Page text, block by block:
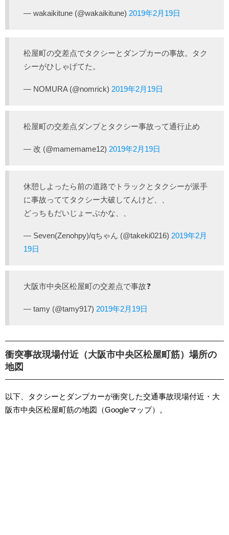
— wakaikitune (@wakaikitune) 2019年2月19日
松屋町の交差点でタクシーとダンプカーの事故。タク
シーがひしゃげてた。
— NOMURA (@nomrick) 2019年2月19日
松屋町の交差点ダンプとタクシー事故って通行止め
— 改 (@mamemame12) 2019年2月19日
休憩しよったら前の道路でトラックとタクシーが派手
に事故っててタクシー大破してんけど、、
どっちもだいじょーぶかな、、
— Seven(Zenohpy)/qちゃん (@takeki0216) 2019年2月
19日
大阪市中央区松屋町の交差点で事故❓
— tamy (@tamy917) 2019年2月19日
衝突事故現場付近（大阪市中央区松屋町筋）場所の
地図
以下、タクシーとダンプカーが衝突した交通事故現場付近・大
阪市中央区松屋町筋の地図（Googleマップ）。